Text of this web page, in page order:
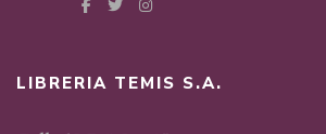
LIBRERIA TEMIS S.A.